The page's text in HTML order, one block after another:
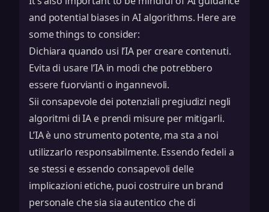
and potential biases in AI algorithms. Here are
some things to consider:
Dichiara quando usi l’IA per creare contenuti.
Evita di usare l’IA in modi che potrebbero
essere fuorvianti o ingannevoli.
Sii consapevole dei potenziali pregiudizi negli
algoritmi di IA e prendi misure per mitigarli.
L’IA è uno strumento potente, ma sta a noi
utilizzarlo responsabilmente. Essendo fedeli a
se stessi e essendo consapevoli delle
implicazioni etiche, puoi costruire un brand
personale che sia sia autentico che di